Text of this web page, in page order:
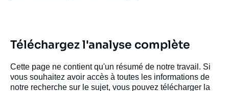
Téléchargez l'analyse complète
Cette page ne contient qu'un résumé de notre travail. Si
vous souhaitez avoir accès à toutes les informations de
notre recherche sur le sujet, vous pouvez télécharger la
Image
couverture
de